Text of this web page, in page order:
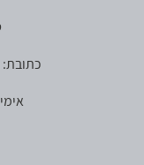
כתובת: רח'